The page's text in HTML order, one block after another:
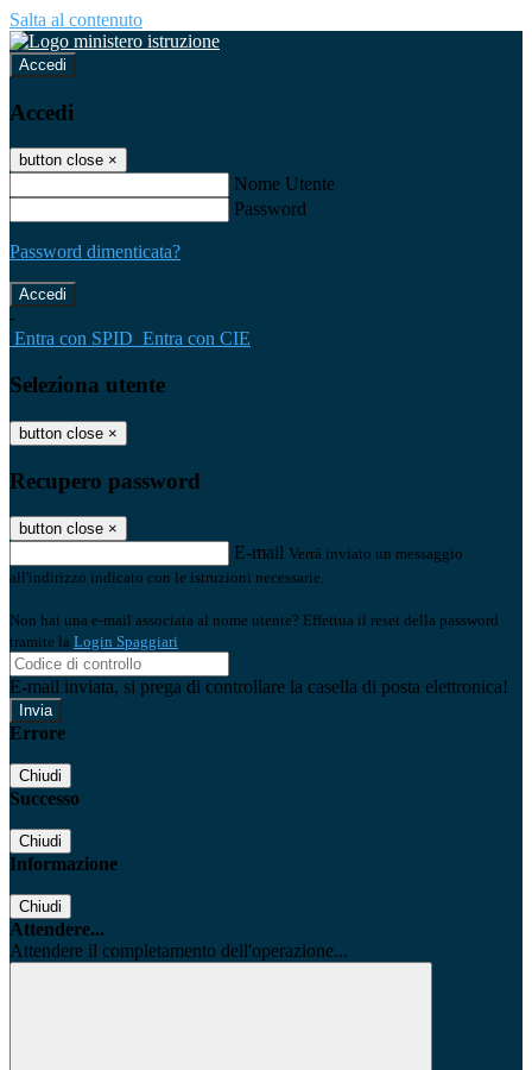
Salta al contenuto
Accedi
Accedi
button close ×
Nome Utente
Password
Password dimenticata?
-
Entra con SPID Entra con CIE
Seleziona utente
button close ×
Recupero password
button close ×
E-mail Verrà inviato un messaggio
all'indirizzo indicato con le istruzioni necessarie.
Non hai una e-mail associata al nome utente? Effettua il reset della password
tramite la Login Spaggiari
E-mail inviata, si prega di controllare la casella di posta elettronica!
Errore
Chiudi
Successo
Chiudi
Informazione
Chiudi
Attendere...
Attendere il completamento dell'operazione...